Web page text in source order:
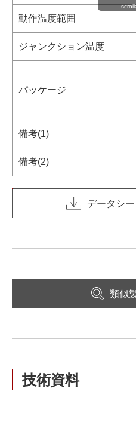
動作温度範囲
ジャンクション温度
パッケージ
備考(1)
備考(2)
データシ
類似
技術資料